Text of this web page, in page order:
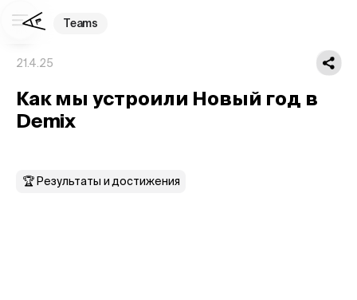
Teams
21.4.25
Как мы устроили Новый год в
Demix
🏆 Результаты и достижения